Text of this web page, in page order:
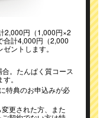
2,000円（1,000円×2
合計4,000円（2,000
ントします。
。たんぱく質コース
。
特典のお申込みが必
更された方、また